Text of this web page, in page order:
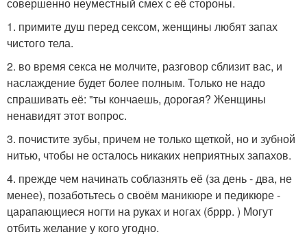
совершенно неуместный смех с её стороны.
1. примите душ перед сексом, женщины любят запах
чистого тела.
2. во время секса не молчите, разговор сблизит вас, и
наслаждение будет более полным. Только не надо
спрашивать её: "ты кончаешь, дорогая? Женщины
ненавидят этот вопрос.
3. почистите зубы, причем не только щеткой, но и зубной
нитью, чтобы не осталось никаких неприятных запахов.
4. прежде чем начинать соблазнять её (за день - два, не
менее), позаботьтесь о своём маникюре и педикюре -
царапающиеся ногти на руках и ногах (бррр. ) Могут
отбить желание у кого угодно.